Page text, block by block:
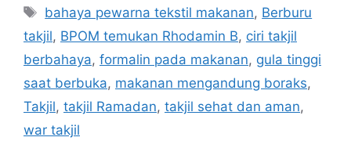
e
g
o
r
i
e
s
T
a
g
s
bahaya pewarna tekstil makanan, Berburu
takjil, BPOM temukan Rhodamin B, ciri takjil
berbahaya, formalin pada makanan, gula tinggi
saat berbuka, makanan mengandung boraks,
Takjil, takjil Ramadan, takjil sehat dan aman,
war takjil